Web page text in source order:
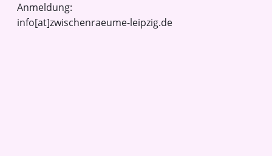
Anmeldung:
info[at]zwischenraeume-leipzig.de